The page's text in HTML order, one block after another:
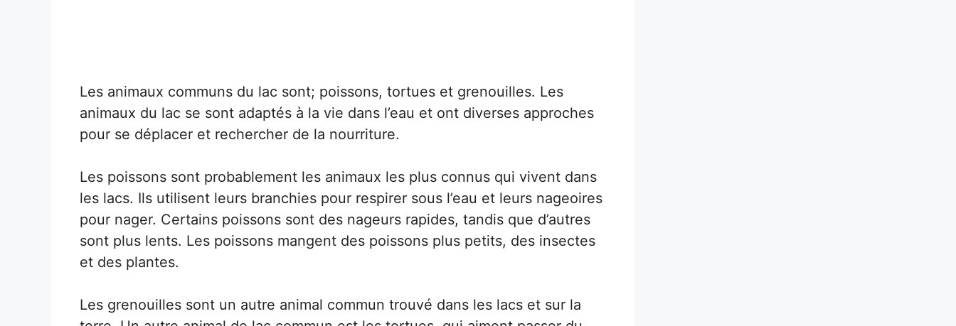
Les animaux communs du lac sont; poissons, tortues et grenouilles. Les
animaux du lac se sont adaptés à la vie dans l’eau et ont diverses approches
pour se déplacer et rechercher de la nourriture.
Les poissons sont probablement les animaux les plus connus qui vivent dans
les lacs. Ils utilisent leurs branchies pour respirer sous l’eau et leurs nageoires
pour nager. Certains poissons sont des nageurs rapides, tandis que d’autres
sont plus lents. Les poissons mangent des poissons plus petits, des insectes
et des plantes.
Les grenouilles sont un autre animal commun trouvé dans les lacs et sur la